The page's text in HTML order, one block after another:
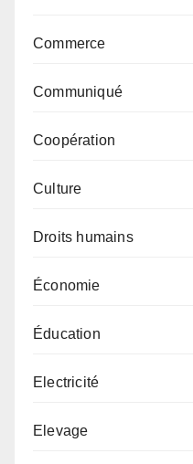
Commerce
Communiqué
Coopération
Culture
Droits humains
Économie
Éducation
Electricité
Elevage